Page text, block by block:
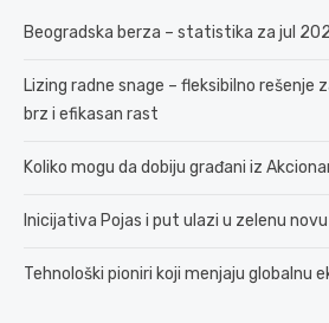
Beogradska berza – statistika za jul
Lizing radne snage – fleksibilno rešenje
brz i efikasan rast
Koliko mogu da dobiju građani iz
Inicijativa Pojas i put ulazi u zelenu
Tehnološki pioniri koji menjaju globalnu